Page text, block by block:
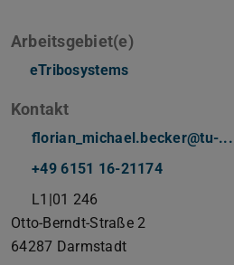
Arbeitsgebiet(e)
eTribosystems
Kontakt
florian_michael.becker@tu-...
+49 6151 16-21174
L1|01 246
Otto-Berndt-Straße 2
64287 Darmstadt